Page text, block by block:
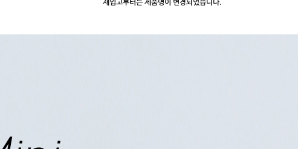
재입고부터는 제품명이 변경되었습니다.